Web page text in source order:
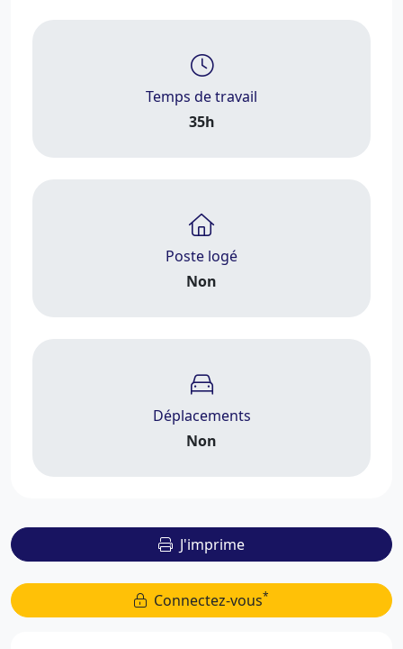
Temps de travail
35h
Poste logé
Non
Déplacements
Non
J'imprime
Connectez-vous*